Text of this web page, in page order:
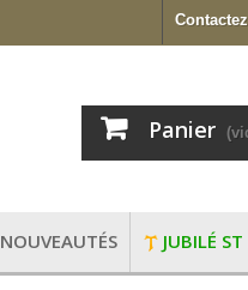
Panier
NOUVEAUTÉS JUBILÉ